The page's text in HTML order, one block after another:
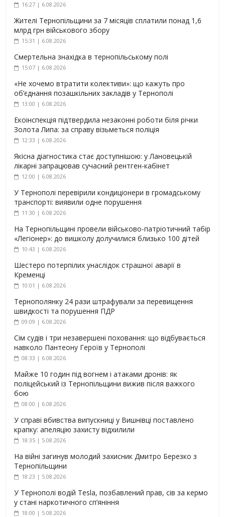
16:27 | 6.08.2026
Жителі Тернопільщини за 7 місяців сплатили понад 1,6
млрд грн військового збору
15:31 | 6.08.2026
Смертельна знахідка в тернопільському полі
15:07 | 6.08.2026
«Не хочемо втратити колективи»: що кажуть про
об’єднання позашкільних закладів у Тернополі
13:00 | 6.08.2026
Екоінспекція підтвердила незаконні роботи біля річки
Золота Липа: за справу візьметься поліція
12:33 | 6.08.2026
Якісна діагностика стає доступнішою: у Лановецькій
лікарні запрацював сучасний рентген-кабінет
12:00 | 6.08.2026
У Тернополі перевірили кондиціонери в громадському
транспорті: виявили одне порушення
11:30 | 6.08.2026
На Тернопільщині провели військово-патріотичний табір
«Легіонер»: до вишколу долучилися близько 100 дітей
10:43 | 6.08.2026
Шестеро потерпілих унаслідок страшної аварії в
Кременці
10:01 | 6.08.2026
Тернополянку 24 рази штрафували за перевищення
швидкості та порушення ПДР
09:09 | 6.08.2026
Сім судів і три незавершені поховання: що відбувається
навколо Пантеону Героїв у Тернополі
08:33 | 6.08.2026
Майже 10 годин під вогнем і атаками дронів: як
поліцейський із Тернопільщини вижив після важкого
бою
08:00 | 6.08.2026
У справі вбивства випускниці у Вишнівці поставлено
крапку: апеляцію захисту відхилили
18:35 | 5.08.2026
На війні загинув молодий захисник Дмитро Березко з
Тернопільщини
18:23 | 5.08.2026
У Тернополі водій Tesla, позбавлений прав, сів за кермо
у стані наркотичного сп’яніння
18:00 | 5.08.2026